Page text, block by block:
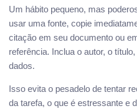
Um hábito pequeno, mas
usar uma fonte, copie
citação em seu documento ou
referência. Inclua o autor, o
dados.
Isso evita o pesadelo de tentar
da tarefa, o que é estressante e